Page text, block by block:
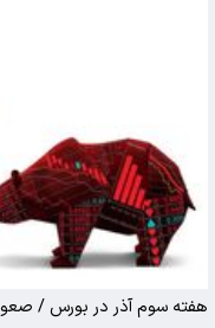
هفته سوم آذر در بورس /